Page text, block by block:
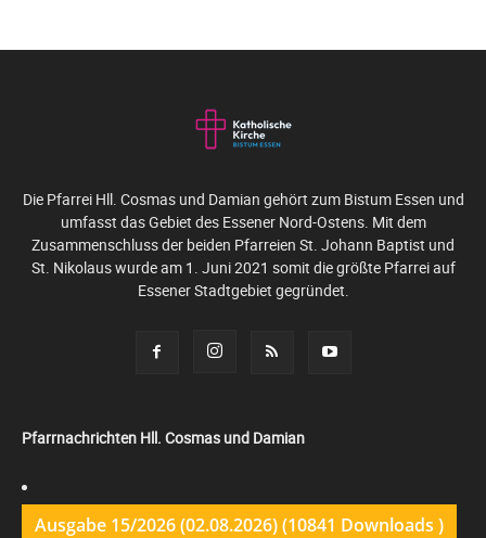
Die Pfarrei Hll. Cosmas und Damian gehört zum Bistum Essen und
umfasst das Gebiet des Essener Nord-Ostens. Mit dem
Zusammenschluss der beiden Pfarreien St. Johann Baptist und
St. Nikolaus wurde am 1. Juni 2021 somit die größte Pfarrei auf
Essener Stadtgebiet gegründet.
Pfarrnachrichten Hll. Cosmas und Damian
Ausgabe 15/2026 (02.08.2026) (10841 Downloads )